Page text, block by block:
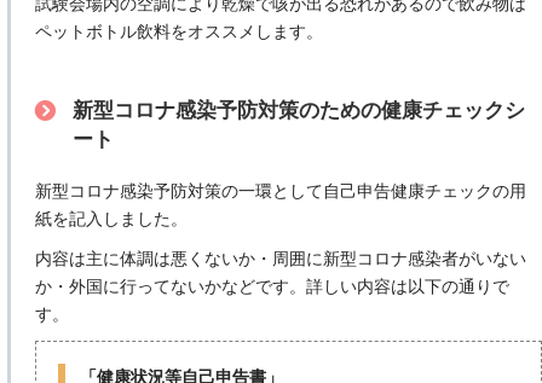
ペットボトル飲料をオススメします。
新型コロナ感染予防対策のための健康チェックシ
ート
新型コロナ感染予防対策の一環として自己申告健康チェックの用
紙を記入しました。
内容は主に体調は悪くないか・周囲に新型コロナ感染者がいない
か・外国に行ってないかなどです。詳しい内容は以下の通りで
す。
「健康状況等自己申告書」